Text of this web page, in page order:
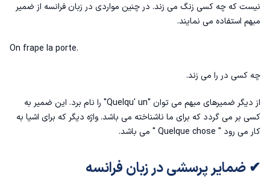
نیست که چه کسی زنگ می زند. در چنین مواردی در زبان فرانسه از ضمیر
مبهم استفاده می نمایند.
On frape la porte.
چه کسی در را می زند.
از دیگر ضمیرهای مبهم می توان "Quelqu' un" را نام برد. این ضمیر به
کسی بر می گردد که برای ما ناشناخته می باشد. واژه دیگر که برای اشیا به
کار می رود " Quelque chose " می باشد.
✔ ضمایر پرسشی در زبان فرانسه